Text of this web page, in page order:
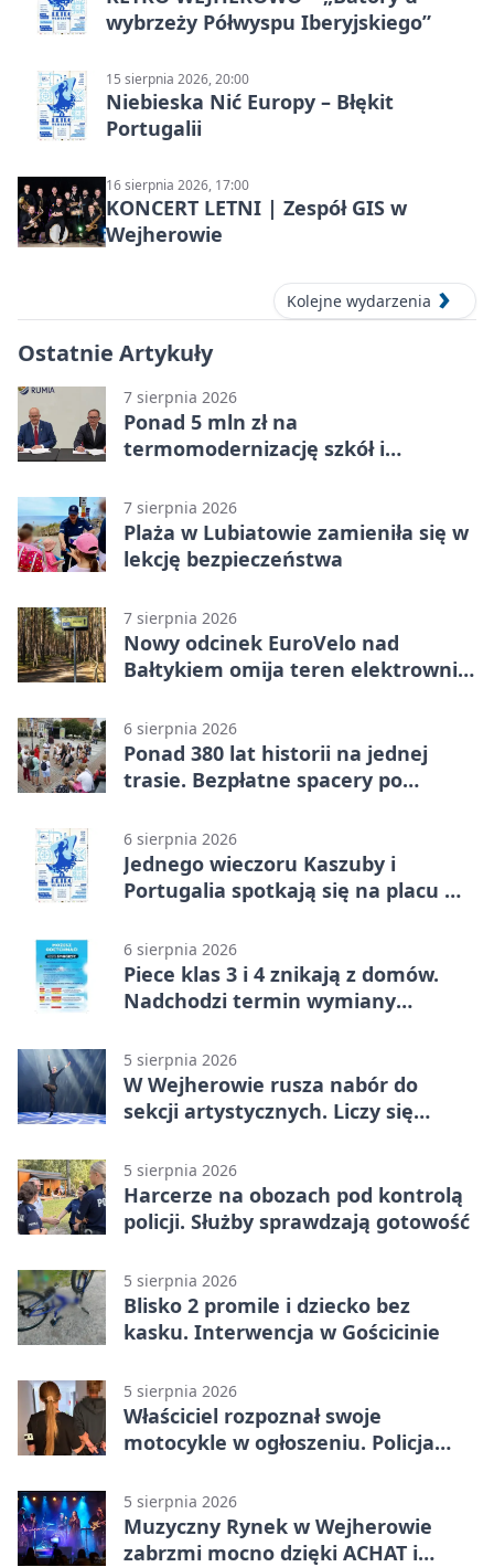
wybrzeży Półwyspu Iberyjskiego”
15 sierpnia 2026, 20:00
Niebieska Nić Europy – Błękit
Portugalii
16 sierpnia 2026, 17:00
KONCERT LETNI | Zespół GIS w
Wejherowie
Kolejne wydarzenia
Ostatnie Artykuły
7 sierpnia 2026
Ponad 5 mln zł na
termomodernizację szkół i
7 sierpnia 2026
Plaża w Lubiatowie zamieniła się w
lekcję bezpieczeństwa
7 sierpnia 2026
Nowy odcinek EuroVelo nad
Bałtykiem omija teren elektrowni
6 sierpnia 2026
Ponad 380 lat historii na jednej
trasie. Bezpłatne spacery po
6 sierpnia 2026
Jednego wieczoru Kaszuby i
Portugalia spotkają się na placu w
6 sierpnia 2026
Piece klas 3 i 4 znikają z domów.
Nadchodzi termin wymiany
5 sierpnia 2026
W Wejherowie rusza nabór do
sekcji artystycznych. Liczy się
5 sierpnia 2026
Harcerze na obozach pod kontrolą
policji. Służby sprawdzają gotowość
5 sierpnia 2026
Blisko 2 promile i dziecko bez
kasku. Interwencja w Gościcinie
5 sierpnia 2026
Właściciel rozpoznał swoje
motocykle w ogłoszeniu. Policja
5 sierpnia 2026
Muzyczny Rynek w Wejherowie
zabrzmi mocno dzięki ACHAT i